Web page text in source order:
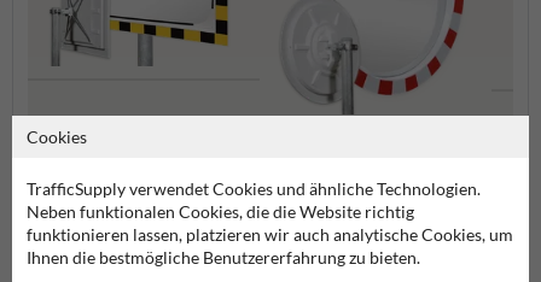
Lager und Produktion
Verkehrsspiegel
Cookies
TrafficSupply verwendet Cookies und ähnliche Technologien.
Neben funktionalen Cookies, die die Website richtig
funktionieren lassen, platzieren wir auch analytische Cookies, um
Ihnen die bestmögliche Benutzererfahrung zu bieten.